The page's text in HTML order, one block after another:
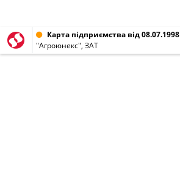
Карта підприємства від 08.07.1998
"Агроюнекс", ЗАТ